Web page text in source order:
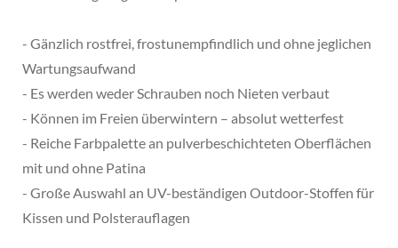
- Gänzlich rostfrei, frostunempfindlich und ohne jeglichen
Wartungsaufwand
- Es werden weder Schrauben noch Nieten verbaut
- Können im Freien überwintern – absolut wetterfest
- Reiche Farbpalette an pulverbeschichteten Oberflächen
mit und ohne Patina
- Große Auswahl an UV-beständigen Outdoor-Stoffen für
Kissen und Polsterauflagen